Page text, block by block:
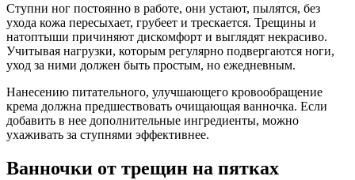
Ступни ног постоянно в работе, они устают, пылятся, без
ухода кожа пересыхает, грубеет и трескается. Трещины и
натоптыши причиняют дискомфорт и выглядят некрасиво.
Учитывая нагрузки, которым регулярно подвергаются ноги,
уход за ними должен быть простым, но ежедневным.
Нанесению питательного, улучшающего кровообращение
крема должна предшествовать очищающая ванночка. Если
добавить в нее дополнительные ингредиенты, можно
ухаживать за ступнями эффективнее.
Ванночки от трещин на пятках